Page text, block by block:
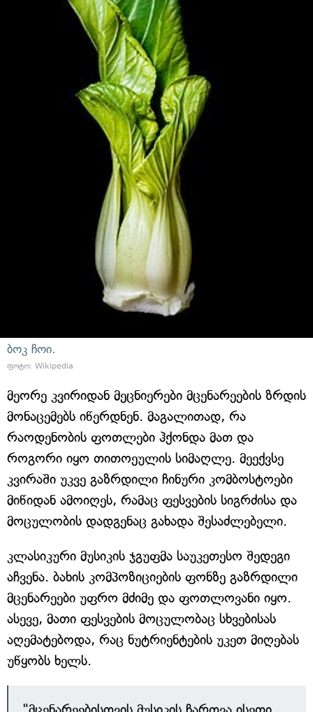
ბოკ ჩოი.
ფოტო: Wikipedia
მეორე კვირიდან მეცნიერები მცენარეების ზრდის
მონაცემებს იწერდნენ. მაგალითად, რა
რაოდენობის ფოთლები ჰქონდა მათ და
როგორი იყო თითოეულის სიმაღლე. მეექვსე
კვირაში უკვე გაზრდილი ჩინური კომბოსტოები
მიწიდან ამოიღეს, რამაც ფესვების სიგრძისა და
მოცულობის დადგენაც გახადა შესაძლებელი.
კლასიკური მუსიკის ჯგუფმა საუკეთესო შედეგი
აჩვენა. ბახის კომპოზიციების ფონზე გაზრდილი
მცენარეები უფრო მძიმე და ფოთლოვანი იყო.
ასევე, მათი ფესვების მოცულობაც სხვებისას
აღემატებოდა, რაც ნუტრიენტების უკეთ მიღებას
უწყობს ხელს.